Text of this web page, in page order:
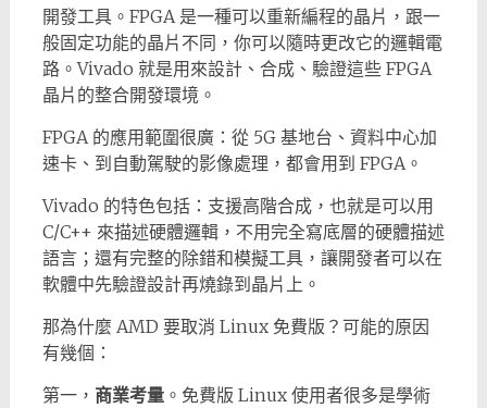
開發工具。FPGA 是一種可以重新編程的晶片，跟一
般固定功能的晶片不同，你可以隨時更改它的邏輯電
路。Vivado 就是用來設計、合成、驗證這些 FPGA
晶片的整合開發環境。
FPGA 的應用範圍很廣：從 5G 基地台、資料中心加
速卡、到自動駕駛的影像處理，都會用到 FPGA。
Vivado 的特色包括：支援高階合成，也就是可以用
C/C++ 來描述硬體邏輯，不用完全寫底層的硬體描述
語言；還有完整的除錯和模擬工具，讓開發者可以在
軟體中先驗證設計再燒錄到晶片上。
那為什麼 AMD 要取消 Linux 免費版？可能的原因
有幾個：
第一， 商業考量。免費版 Linux 使用者很多是學術